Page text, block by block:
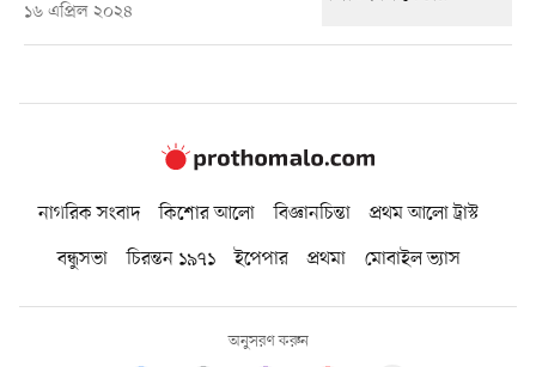
১৬ এপ্রিল ২০২৪
নাগরিক সংবাদ কিশোর আলো বিজ্ঞানচিন্তা
প্রথম আলো ট্রাস্ট
বন্ধুসভা
চিরন্তন ১৯৭১ ইপেপার প্রথমা মোবাইল ভ্যাস
অনুসরণ করুন